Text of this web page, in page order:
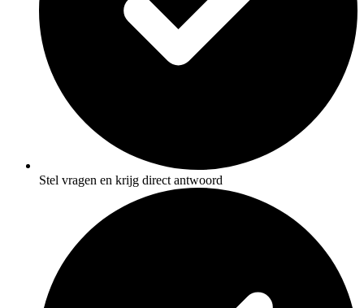
Stel vragen en krijg direct antwoord